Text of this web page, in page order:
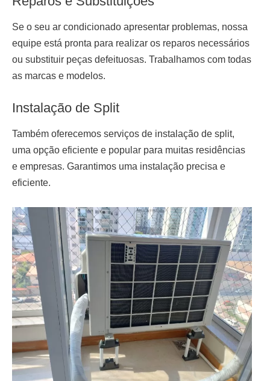
Se o seu ar condicionado apresentar problemas, nossa
equipe está pronta para realizar os reparos necessários
ou substituir peças defeituosas. Trabalhamos com todas
as marcas e modelos.
Instalação de Split
Também oferecemos serviços de instalação de split,
uma opção eficiente e popular para muitas residências
e empresas. Garantimos uma instalação precisa e
eficiente.